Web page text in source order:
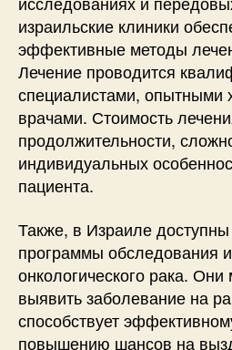
израильские клиники
эффективные методы
Лечение проводится
специалистами, опытными
врачами. Стоимость
продолжительности,
индивидуальных
пациента.
Также, в Израиле
программы обследования
онкологического рака. Они
выявить заболевание на
способствует
повышению шансов на